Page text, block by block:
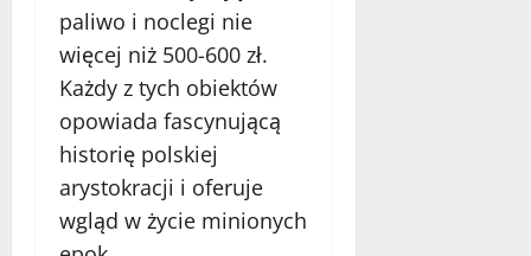
paliwo i noclegi nie
więcej niż 500-600 zł.
Każdy z tych obiektów
opowiada fascynującą
historię polskiej
arystokracji i oferuje
wgląd w życie minionych